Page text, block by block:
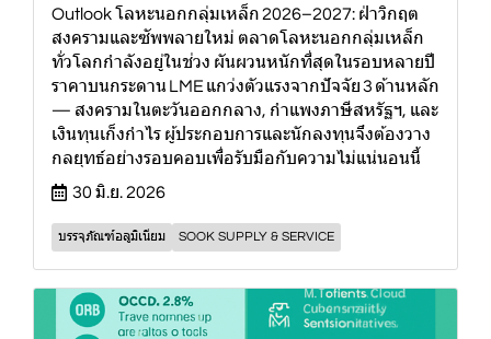
Outlook โลหะนอกกลุ่มเหล็ก 2026–2027: ฝ่าวิกฤต
สงครามและซัพพลายใหม่ ตลาดโลหะนอกกลุ่มเหล็ก
ทั่วโลกกำลังอยู่ในช่วง ผันผวนหนักที่สุดในรอบหลายปี
ราคาบนกระดาน LME แกว่งตัวแรงจากปัจจัย 3 ด้านหลัก
— สงครามในตะวันออกกลาง, กำแพงภาษีสหรัฐฯ, และ
เงินทุนเก็งกำไร ผู้ประกอบการและนักลงทุนจึงต้องวาง
กลยุทธ์อย่างรอบคอบเพื่อรับมือกับความไม่แน่นอนนี้
30 มิ.ย. 2026
บรรจุภัณฑ์อลูมิเนียม SOOK SUPPLY & SERVICE